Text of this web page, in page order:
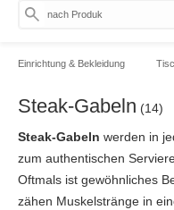
nach Produkt, Ar
Einrichtung & Bekleidung
Steak-Gabeln (14)
Steak-Gabeln werden in
zum authentischen
Oftmals ist gewöhnliches
zähen Muskelstränge in